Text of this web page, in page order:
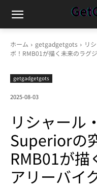
ホーム getgadgetgots
リ
ボ！RMB01が描く未来のラグ
getgadgetgots
2025-08-03
リシャール
Superiorの
RMB01が描
アリーバイ